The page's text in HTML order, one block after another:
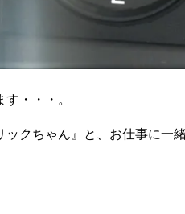
・・・。
ックちゃん』と、お仕事に一